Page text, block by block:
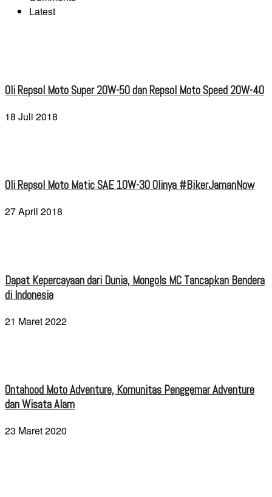
Latest
Oli Repsol Moto Super 20W-50 dan Repsol Moto Speed 20W-40
18 Juli 2018
Oli Repsol Moto Matic SAE 10W-30 Olinya #BikerJamanNow
27 April 2018
Dapat Kepercayaan dari Dunia, Mongols MC Tancapkan Bendera
di Indonesia
21 Maret 2022
Ontahood Moto Adventure, Komunitas Penggemar Adventure
dan Wisata Alam
23 Maret 2020